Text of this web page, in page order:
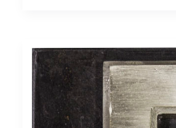
Riesgos
Laborales